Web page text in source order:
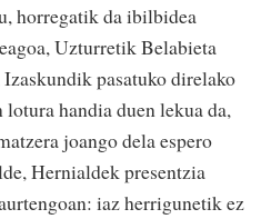
horregatik da ibilbidea
Uzturretik Belabieta
pasatuko direlako
handia duen lekua da,
joango dela espero
Hernialdek presentzia
iaz herrigunetik ez